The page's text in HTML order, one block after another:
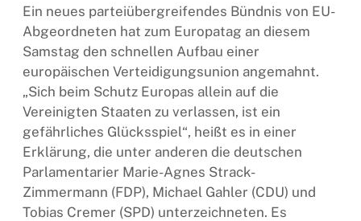
Ein neues parteiübergreifendes Bündnis von EU-
Abgeordneten hat zum Europatag an diesem
Samstag den schnellen Aufbau einer
europäischen Verteidigungsunion angemahnt.
„Sich beim Schutz Europas allein auf die
Vereinigten Staaten zu verlassen, ist ein
gefährliches Glücksspiel“, heißt es in einer
Erklärung, die unter anderen die deutschen
Parlamentarier Marie-Agnes Strack-
Zimmermann (FDP), Michael Gahler (CDU) und
Tobias Cremer (SPD) unterzeichneten. Es